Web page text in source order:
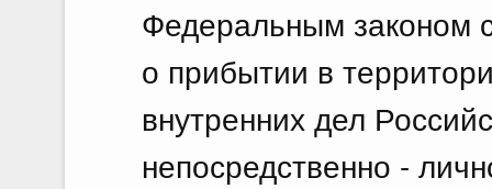
Федеральным законом
о прибытии в
внутренних дел
непосредственно -